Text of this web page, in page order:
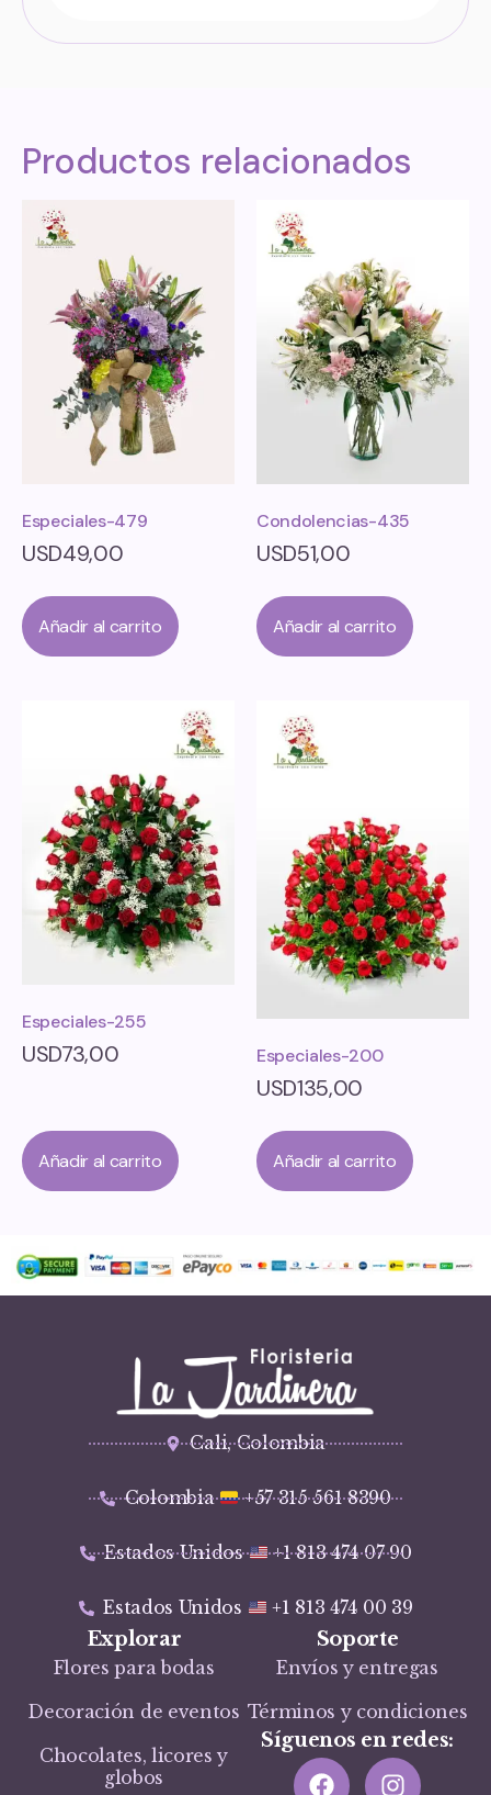
Productos relacionados
Especiales-479
USD49,00
Añadir al carrito
Condolencias-435
USD51,00
Añadir al carrito
Especiales-255
USD73,00
Añadir al carrito
Especiales-200
USD135,00
Añadir al carrito
Cali, Colombia
Colombia +57 315 561 8390
Estados Unidos +1 813 474 07 90
Estados Unidos +1 813 474 00 39
Explorar
Flores para bodas
Decoración de eventos
Chocolates, licores y
globos
Soporte
Envíos y entregas
Términos y condiciones
Síguenos en redes: